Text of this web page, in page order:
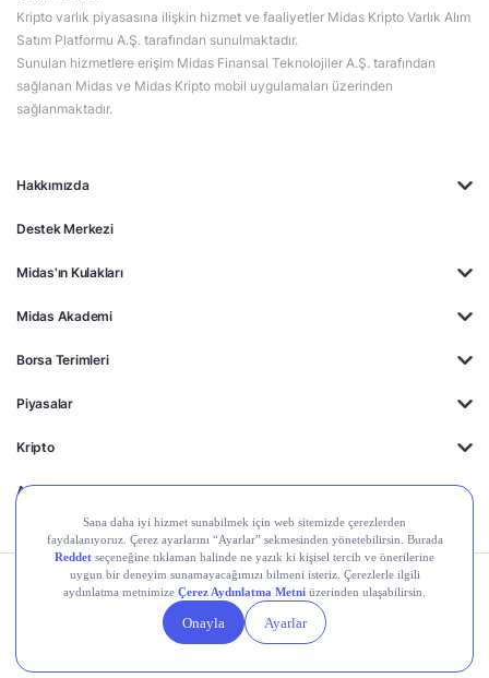
Hakkımızda
Destek Merkezi
Midas'ın Kulakları
Midas Akademi
Borsa Terimleri
Piyasalar
Kripto
Ayrıcalıklar
Kripto varlık piyasasına ilişkin hizmet ve faaliyetler Midas Kripto Varlık Alım
Satım Platformu A.Ş. tarafından sunulmaktadır.
Sunulan hizmetlere erişim Midas Finansal Teknolojiler A.Ş. tarafından
sağlanan Midas ve Midas Kripto mobil uygulamaları üzerinden
sağlanmaktadır.
Kişisel Verilerin
Gizlilik
Yasal
Duyurular
Çerez